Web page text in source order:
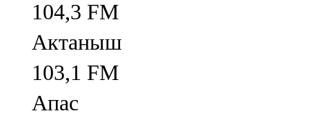
104,3 FM
Актаныш
103,1 FM
Апас